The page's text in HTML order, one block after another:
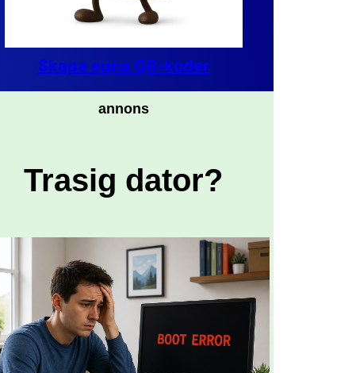
Skapa egna QR-koder
annons
Trasig dator?